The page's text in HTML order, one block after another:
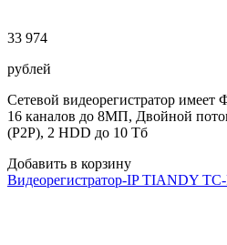
33 974
рублей
Сетевой видеорегистратор
16 каналов до 8МП, Двойной
(P2P), 2 HDD до 10 Тб
Добавить в корзину
Видеорегистратор-IP TIANDY